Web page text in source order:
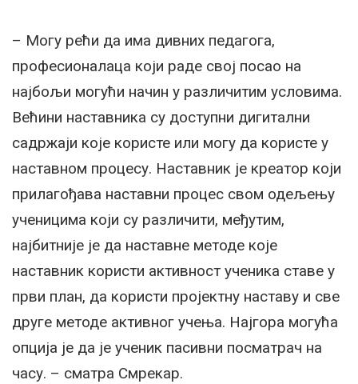
– Могу рећи да има дивних педагога,
професионалаца који раде свој посао на
најбољи могући начин у различитим условима.
Већини наставника су доступни дигитални
садржаји које користе или могу да користе у
наставном процесу. Наставник је креатор који
прилагођава наставни процес свом одељењу
ученицима који су различити, међутим,
најбитније је да наставне методе које
наставник користи активност ученика ставе у
први план, да користи пројектну наставу и све
друге методе активног учења. Најгора могућа
опција је да је ученик пасивни посматрач на
часу. – сматра Смрекар.